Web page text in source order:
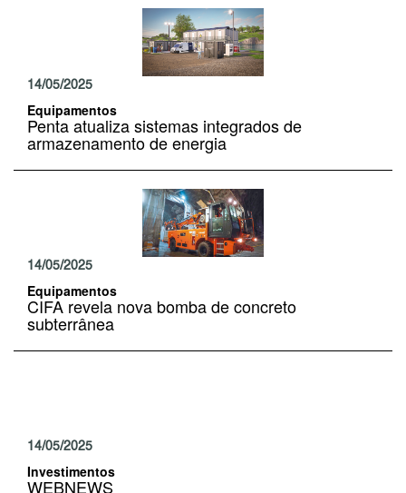
14/05/2025
Equipamentos
Penta atualiza sistemas integrados de
armazenamento de energia
14/05/2025
Equipamentos
CIFA revela nova bomba de concreto
subterrânea
14/05/2025
Investimentos
WEBNEWS